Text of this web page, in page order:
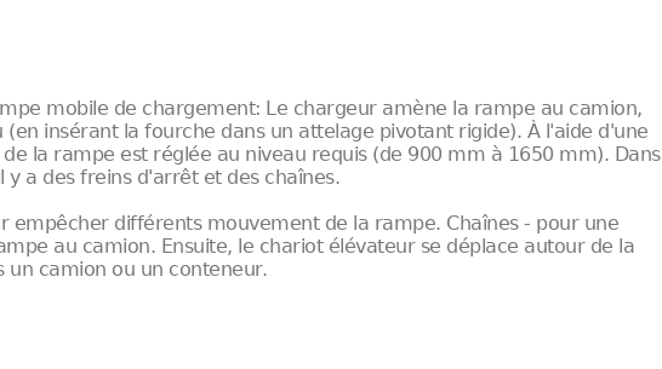
mobile de chargement: Le chargeur amène la rampe au camion,
insérant la fourche dans un attelage pivotant rigide). À l'aide d'une
la rampe est réglée au niveau requis (de 900 mm à 1650 mm). Dans
a des freins d'arrêt et des chaînes.
empêcher différents mouvement de la rampe. Chaînes - pour une
au camion. Ensuite, le chariot élévateur se déplace autour de la
un camion ou un conteneur.